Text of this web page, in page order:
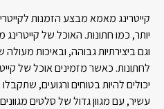
קייטרינג מאמא מבצע הזמנות
יותר, כמו חתונות. האוכל של
וגם ביצירתיות גבוהה, ובאיכות
לחתונות. כאשר מזמינים אוכל של
יכולים להיות בטוחים ורגועים,
עשיר, עם מגוון גדול של סלטים